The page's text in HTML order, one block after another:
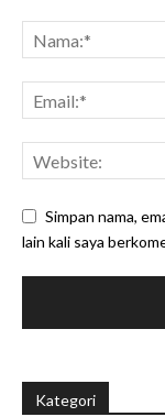
Simpan nama,
lain kali saya
Kategori